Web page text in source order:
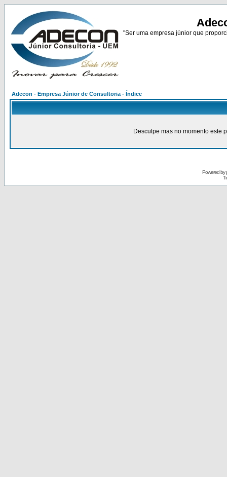
"Ser uma empresa júnior que
Adecon - Empresa Júnior de Consultoria - Índice
Desculpe mas no momento este
Powered by